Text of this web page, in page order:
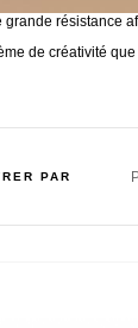
grande résistance
de créativité
PAR